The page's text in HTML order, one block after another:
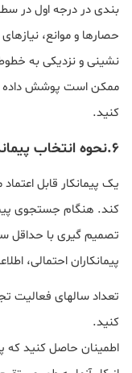
بندی در درجه اول در
حصارها و موانع،
نشینی و نزدیکی به
ممکن است پوشش داده
کنید.
۶.نحوه انتخاب پیمانکار در ساخت استخر
یک پیمانکار قابل
کند. هنگام جستجوی
تصمیم گیری با حداقل
پیمانکاران احتمالی،
تعداد سالهای فعالیت
کنید.
اطمینان حاصل کنید که